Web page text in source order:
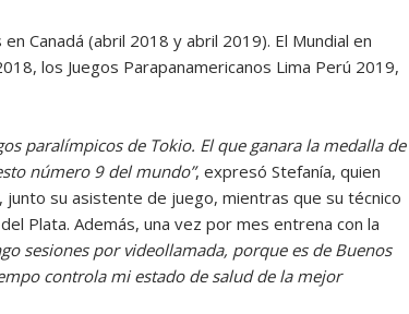
Canadá (abril 2018 y abril 2019). El Mundial en
los Juegos Parapanamericanos Lima Perú 2019,
paralímpicos de Tokio. El que ganara la medalla de
número 9 del mundo”, expresó Stefanía, quien
su asistente de juego, mientras que su técnico
Plata. Además, una vez por mes entrena con la
sesiones por videollamada, porque es de Buenos
controla mi estado de salud de la mejor